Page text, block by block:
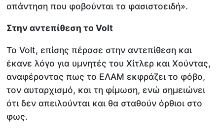
απάντηση που φοβούνται τα φασιστοειδή».
Στην αντεπίθεση το Volt
To Volt, επίσης πέρασε στην αντεπίθεση και
έκανε λόγο για υμνητές του Χίτλερ και Χούντας,
αναφέροντας πως το ΕΛΑΜ εκφράζει το φόβο,
τον αυταρχισμό, και τη φίμωση, ενώ σημειώνει
ότι δεν απειλούνται και θα σταθούν όρθιοι στο
φως.